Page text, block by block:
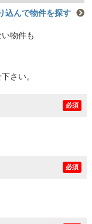
込んで物件を探す
物件も
さい。
必須
必須